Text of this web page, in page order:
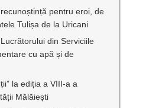
pentru eroi, de
Tulișa de la Uricani
din Serviciile
cu apă și de
la ediția a VIII-a a
Mălăiești